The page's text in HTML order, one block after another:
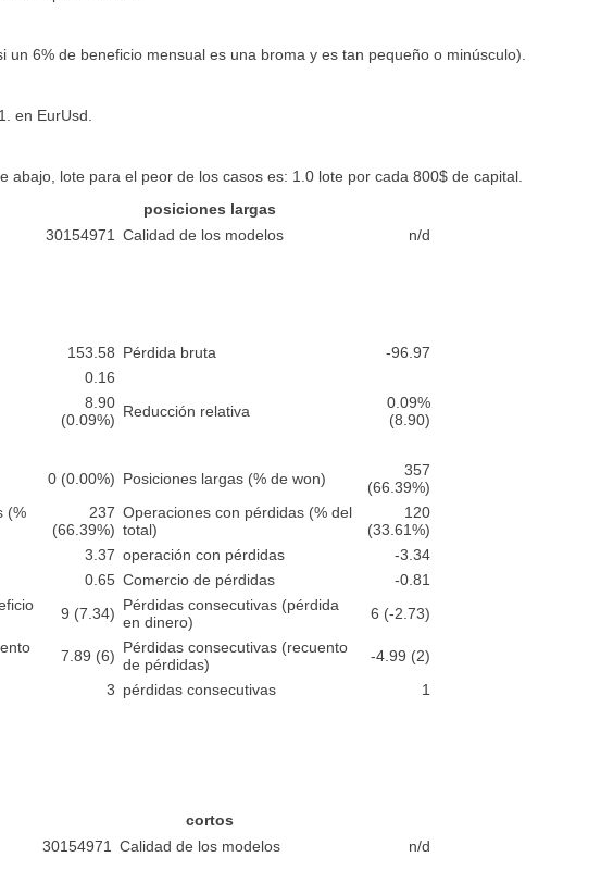
6% de beneficio mensual es una broma y es tan pequeño o minúsculo).
en EurUsd.
abajo, lote para el peor de los casos es: 1.0 lote por cada 800$ de capital.
posiciones largas
30154971 Calidad de los modelos
n/d
153.58 Pérdida bruta
-96.97
0.16
8.90
(0.09%) Reducción relativa
0.09%
(8.90)
0 (0.00%) Posiciones largas (% de won)
357
(66.39%)
(%
237
(66.39%)
Operaciones con pérdidas (% del
total)
120
(33.61%)
3.37 operación con pérdidas
-3.34
0.65 Comercio de pérdidas
-0.81
9 (7.34) Pérdidas consecutivas (pérdida
en dinero)
6 (-2.73)
7.89 (6) Pérdidas consecutivas (recuento
de pérdidas)
-4.99 (2)
3 pérdidas consecutivas 1
cortos
30154971 Calidad de los modelos
n/d